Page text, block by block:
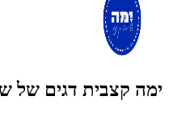
ימה קצבית דגים של